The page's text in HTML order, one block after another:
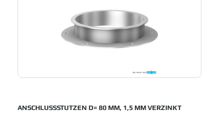
ANSCHLUSSSTUTZEN D= 80 MM, 1,5 MM VERZINKT